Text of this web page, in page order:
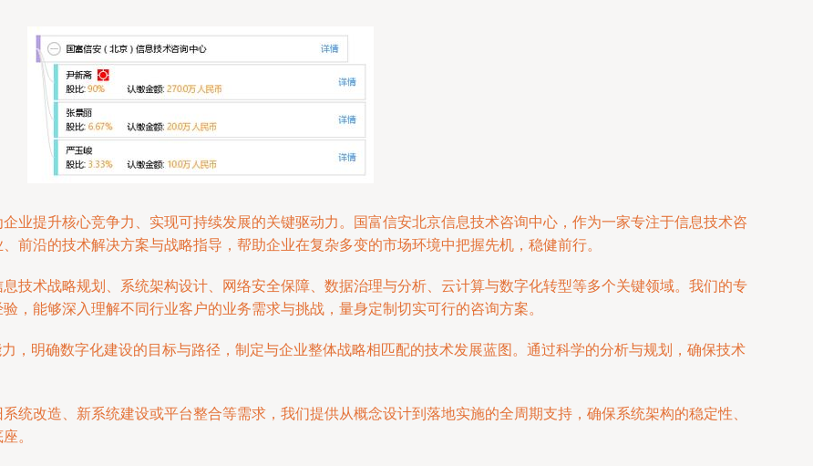
业提升核心竞争力、实现可持续发展的关键驱动力。国富信安北京信息技术咨询中心，作为一家专注于信息技术咨
前沿的技术解决方案与战略指导，帮助企业在复杂多变的市场环境中把握先机，稳健前行。
技术战略规划、系统架构设计、网络安全保障、数据治理与分析、云计算与数字化转型等多个关键领域。我们的专
，能够深入理解不同行业客户的业务需求与挑战，量身定制切实可行的咨询方案。
，明确数字化建设的目标与路径，制定与企业整体战略相匹配的技术发展蓝图。通过科学的分析与规划，确保技术
统改造、新系统建设或平台整合等需求，我们提供从概念设计到落地实施的全周期支持，确保系统架构的稳定性、
。